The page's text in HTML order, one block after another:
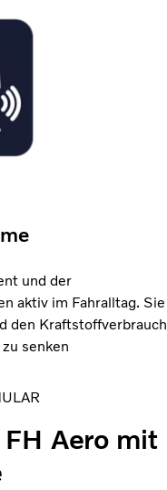
und der
aktiv im Fahralltag. Sie
den Kraftstoffverbrauch
senken
Aero mit